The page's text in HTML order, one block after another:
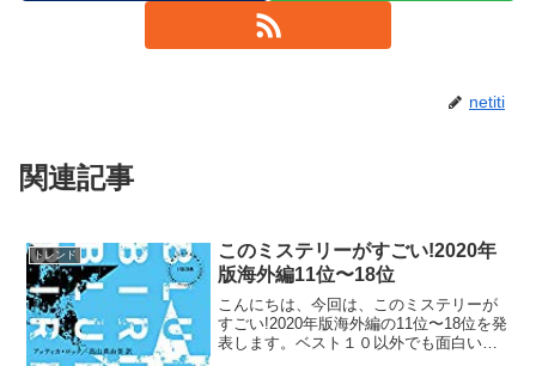
netiti
関連記事
トレンド
このミステリーがすごい!2020年
版海外編11位〜18位
こんにちは、今回は、このミステリーが
すごい!2020年版海外編の11位〜18位を発
表します。ベスト１０以外でも面白い作